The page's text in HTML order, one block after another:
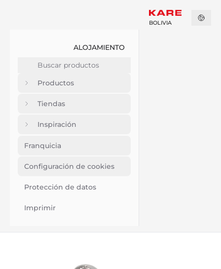
ALOJAMIENTO
Productos
Tiendas
Inspiración
Franquicia
Configuración de cookies
Protección de datos
Imprimir
BOLIVIA